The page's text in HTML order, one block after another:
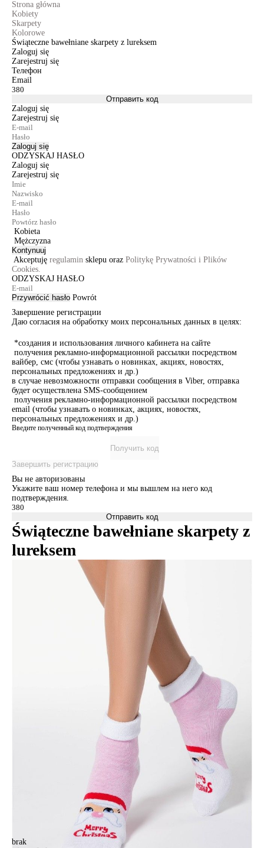
Strona główna
Kobiety
Skarpety
Kolorowe
Świąteczne bawełniane skarpety z lureksem
Zaloguj się
Zarejestruj się
Телефон
Email
Отправить код
Zaloguj się
Zarejestruj się
Zaloguj się
ODZYSKAJ HASŁO
Zaloguj się
Zarejestruj się
Kobieta
Mężczyzna
Kontynuuj
Akceptuję regulamin sklepu oraz Politykę Prywatności i Plików
Cookies.
ODZYSKAJ HASŁO
Przywrócić hasło Powrót
Завершение регистрации
Даю согласия на обработку моих персональных данных в целях:
*создания и использования личного кабинета на сайте
получения рекламно-информационной рассылки посредством
вайбер, смс (чтобы узнавать о новинках, акциях, новостях,
персональных предложениях и др.)
в случае невозможности отправки сообщения в Viber, отправка
будет осуществлена SMS-сообщением
получения рекламно-информационной рассылки посредством
email (чтобы узнавать о новинках, акциях, новостях,
персональных предложениях и др.)
Введите полученный код подтверждения
Получить код
Завершить регистрацию
Вы не авторизованы
Укажите ваш номер телефона и мы вышлем на него код
подтверждения.
Отправить код
Świąteczne bawełniane skarpety z
lureksem
brak